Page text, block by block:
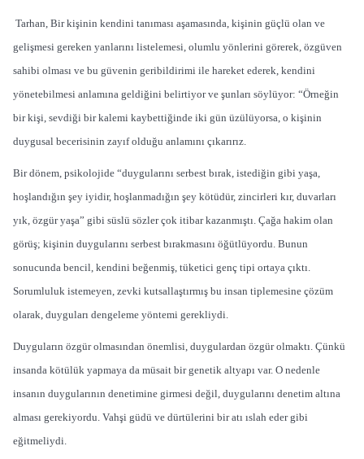
Tarhan, Bir kişinin kendini tanıması aşamasında, kişinin güçlü olan ve
gelişmesi gereken yanlarını listelemesi, olumlu yönlerini görerek, özgüven
sahibi olması ve bu güvenin geribildirimi ile hareket ederek, kendini
yönetebilmesi anlamına geldiğini belirtiyor ve şunları söylüyor: “Örneğin
bir kişi, sevdiği bir kalemi kaybettiğinde iki gün üzülüyorsa, o kişinin
duygusal becerisinin zayıf olduğu anlamını çıkarırız.
Bir dönem, psikolojide “duygularını serbest bırak, istediğin gibi yaşa,
hoşlandığın şey iyidir, hoşlanmadığın şey kötüdür, zincirleri kır, duvarları
yık, özgür yaşa” gibi süslü sözler çok itibar kazanmıştı. Çağa hakim olan
görüş; kişinin duygularını serbest bırakmasını öğütlüyordu. Bunun
sonucunda bencil, kendini beğenmiş, tüketici genç tipi ortaya çıktı.
Sorumluluk istemeyen, zevki kutsallaştırmış bu insan tiplemesine çözüm
olarak, duyguları dengeleme yöntemi gerekliydi.
Duyguların özgür olmasından önemlisi, duygulardan özgür olmaktı. Çünkü
insanda kötülük yapmaya da müsait bir genetik altyapı var. O nedenle
insanın duygularının denetimine girmesi değil, duygularını denetim altına
alması gerekiyordu. Vahşi güdü ve dürtülerini bir atı ıslah eder gibi
eğitmeliydi.